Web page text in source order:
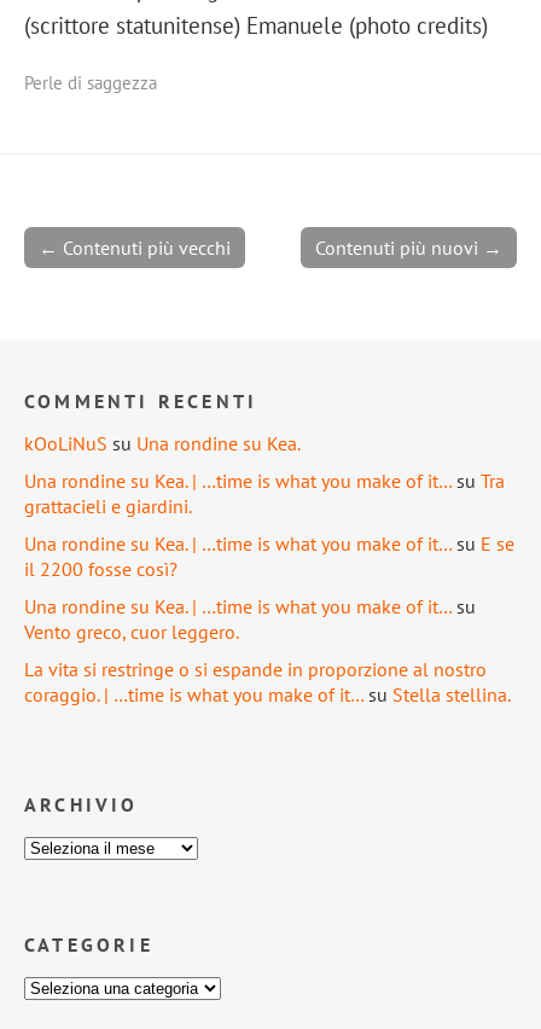
(scrittore statunitense) Emanuele (photo credits)
Perle di saggezza
← Contenuti più vecchi Contenuti più nuovi →
COMMENTI RECENTI
kOoLiNuS su Una rondine su Kea.
Una rondine su Kea. | …time is what you make of it… su Tra
grattacieli e giardini.
Una rondine su Kea. | …time is what you make of it… su E se
il 2200 fosse così?
Una rondine su Kea. | …time is what you make of it… su
Vento greco, cuor leggero.
La vita si restringe o si espande in proporzione al nostro
coraggio. | …time is what you make of it… su Stella stellina.
ARCHIVIO
CATEGORIE